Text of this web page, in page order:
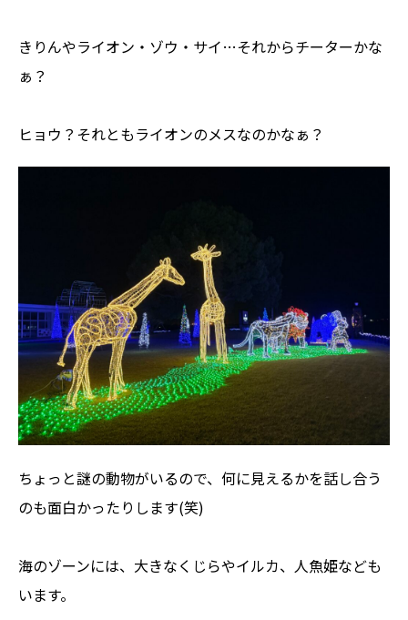
きりんやライオン・ゾウ・サイ…それからチーターかな
ぁ？
ヒョウ？それともライオンのメスなのかなぁ？
ちょっと謎の動物がいるので、何に見えるかを話し合う
のも面白かったりします(笑)
海のゾーンには、大きなくじらやイルカ、人魚姫なども
います。